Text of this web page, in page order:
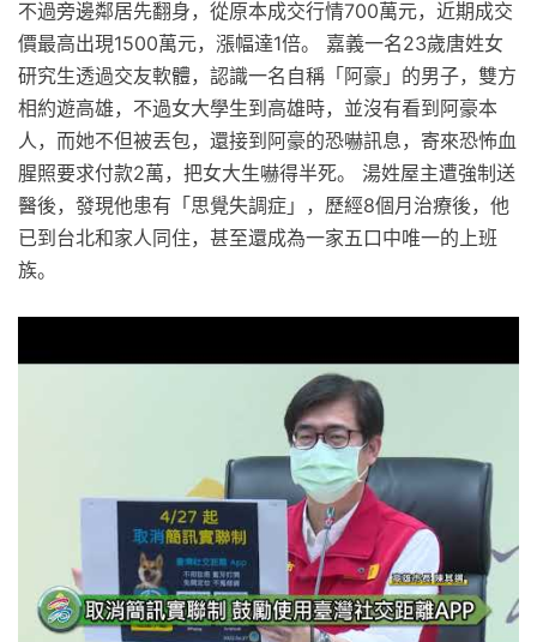
不過旁邊鄰居先翻身，從原本成交行情700萬元，近期成交
價最高出現1500萬元，漲幅達1倍。 嘉義一名23歲唐姓女
研究生透過交友軟體，認識一名自稱「阿豪」的男子，雙方
相約遊高雄，不過女大學生到高雄時，並沒有看到阿豪本
人，而她不但被丟包，還接到阿豪的恐嚇訊息，寄來恐怖血
腥照要求付款2萬，把女大生嚇得半死。 湯姓屋主遭強制送
醫後，發現他患有「思覺失調症」，歷經8個月治療後，他
已到台北和家人同住，甚至還成為一家五口中唯一的上班
族。